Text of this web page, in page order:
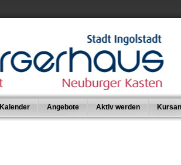
Kalender Angebote Aktiv werden